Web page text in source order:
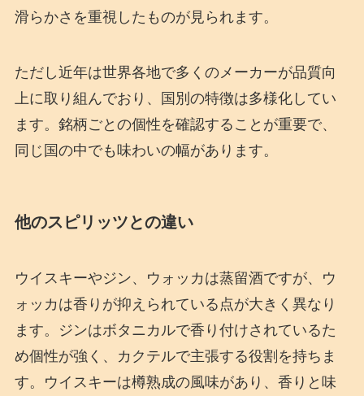
滑らかさを重視したものが見られます。
ただし近年は世界各地で多くのメーカーが品質向
上に取り組んでおり、国別の特徴は多様化してい
ます。銘柄ごとの個性を確認することが重要で、
同じ国の中でも味わいの幅があります。
他のスピリッツとの違い
ウイスキーやジン、ウォッカは蒸留酒ですが、ウ
ォッカは香りが抑えられている点が大きく異なり
ます。ジンはボタニカルで香り付けされているた
め個性が強く、カクテルで主張する役割を持ちま
す。ウイスキーは樽熟成の風味があり、香りと味